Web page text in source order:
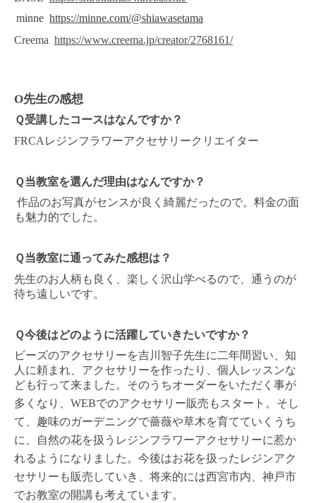
minne https://minne.com/@shiawasetama
Creema https://www.creema.jp/creator/2768161/
O先生の感想
Ｑ受講したコースはなんですか？
FRCA レジンフラワーアクセサリークリエイター
Ｑ当教室を選んだ理由はなんですか？
作品のお写真がセンスが良く綺麗だったので。料金の面
も魅力的でした。
Ｑ当教室に通ってみた感想は？
先生のお人柄も良く、楽しく沢山学べるので、 通うのが
待ち遠しいです。
Ｑ今後はどのように活躍していきたいですか？
ビーズのアクセサリーを吉川智子先生に二年間習い、知
人に頼まれ、アクセサリーを作ったり、個人レッスンな
ども行って来ました。そのうちオーダーをいただく事が
多くなり、 WEBでのアクセサリー販売もスタート。そし
て、趣味のガーデニングで薔薇や草木を育てていくうち
に、自然の花を扱うレジンフラワーアクセサリーに惹か
れるようになりました。今後はお花を扱ったレジンアク
セサリーも販売していき、将来的には西宮市内、神戸市
でお教室の開講も考えています。